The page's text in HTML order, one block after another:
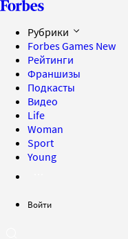
Рубрики
Forbes Games New
Рейтинги
Франшизы
Подкасты
Видео
Life
Woman
Sport
Young
Войти